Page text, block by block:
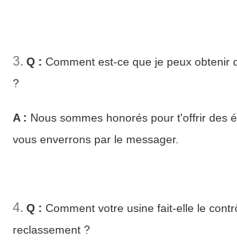
3. Q : Comment est-ce que je peux obtenir
?
A : Nous sommes honorés pour t'offrir des
vous enverrons par le messager.
4. Q : Comment votre usine fait-elle le
reclassement ?